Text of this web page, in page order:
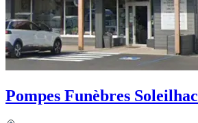
Pompes Funèbres Soleilhac